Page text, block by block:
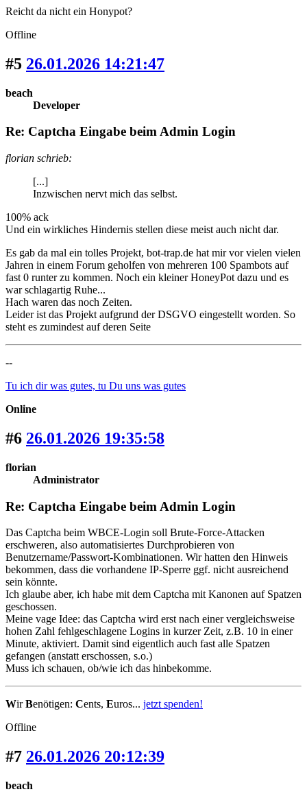
Reicht da nicht ein Honypot?
Offline
#5 26.01.2026 14:21:47
beach
Developer
Re: Captcha Eingabe beim Admin Login
florian schrieb:
[...]
Inzwischen nervt mich das selbst.
100% ack
Und ein wirkliches Hindernis stellen diese meist auch nicht dar.
Es gab da mal ein tolles Projekt, bot-trap.de hat mir vor vielen vielen
Jahren in einem Forum geholfen von mehreren 100 Spambots auf
fast 0 runter zu kommen. Noch ein kleiner HoneyPot dazu und es
war schlagartig Ruhe...
Hach waren das noch Zeiten.
Leider ist das Projekt aufgrund der DSGVO eingestellt worden. So
steht es zumindest auf deren Seite
--
Tu ich dir was gutes, tu Du uns was gutes
Online
#6 26.01.2026 19:35:58
florian
Administrator
Re: Captcha Eingabe beim Admin Login
Das Captcha beim WBCE-Login soll Brute-Force-Attacken
erschweren, also automatisiertes Durchprobieren von
Benutzername/Passwort-Kombinationen. Wir hatten den Hinweis
bekommen, dass die vorhandene IP-Sperre ggf. nicht ausreichend
sein könnte.
Ich glaube aber, ich habe mit dem Captcha mit Kanonen auf Spatzen
geschossen.
Meine vage Idee: das Captcha wird erst nach einer vergleichsweise
hohen Zahl fehlgeschlagene Logins in kurzer Zeit, z.B. 10 in einer
Minute, aktiviert. Damit sind eigentlich auch fast alle Spatzen
gefangen (anstatt erschossen, s.o.)
Muss ich schauen, ob/wie ich das hinbekomme.
WirBenötigen: Cents, Euros... jetzt spenden!
Offline
#7 26.01.2026 20:12:39
beach